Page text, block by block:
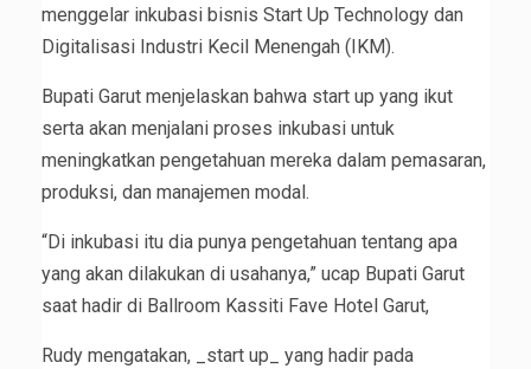
menggelar inkubasi bisnis Start Up Technology dan
Digitalisasi Industri Kecil Menengah (IKM).
Bupati Garut menjelaskan bahwa start up yang ikut
serta akan menjalani proses inkubasi untuk
meningkatkan pengetahuan mereka dalam pemasaran,
produksi, dan manajemen modal.
“Di inkubasi itu dia punya pengetahuan tentang apa
yang akan dilakukan di usahanya,” ucap Bupati Garut
saat hadir di Ballroom Kassiti Fave Hotel Garut,
Rudy mengatakan, _start up_ yang hadir pada